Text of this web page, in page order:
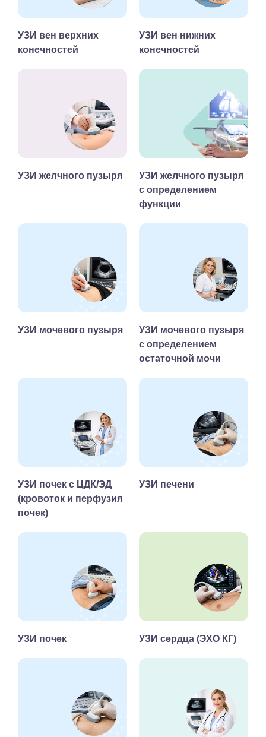
УЗИ вен верхних
конечностей
УЗИ вен нижних
конечностей
УЗИ желчного пузыря
УЗИ желчного пузыря
с определением
функции
УЗИ мочевого пузыря
УЗИ мочевого пузыря
с определением
остаточной мочи
УЗИ почек с ЦДК/ЭД
(кровоток и перфузия
почек)
УЗИ печени
УЗИ почек УЗИ сердца (ЭХО КГ)